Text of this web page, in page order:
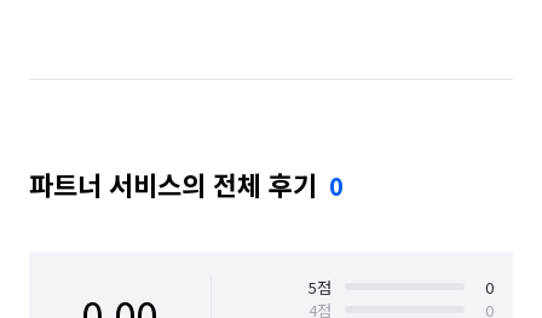
파트너 서비스의 전체 후기 0
5점
0
4점
0